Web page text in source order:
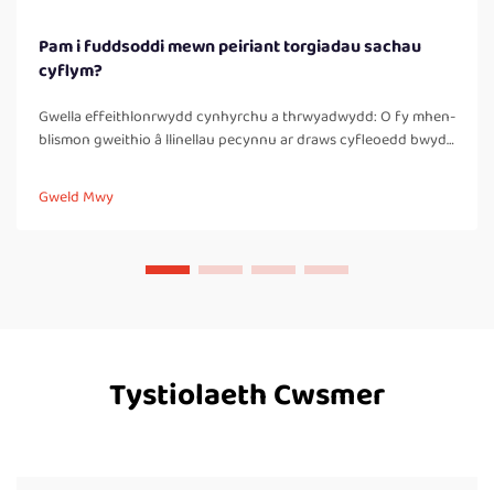
Pam i fuddsoddi mewn peiriant torgiadau sachau
cyflym?
Gwella effeithlonrwydd cynhyrchu a thrwyadwydd: O fy mhen-
blismon gweithio â llinellau pecynnu ar draws cyfleoedd bwyd
gosod peiriant tâl-ysgafn uchelgyflym ar gyfer bagiau yw codi
sylweddol...
Gweld Mwy
Tystiolaeth Cwsmer